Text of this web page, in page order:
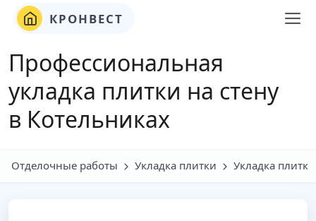
КРОНВЕСТ
Профессиональная
укладка плитки на стену
в Котельниках
Отделочные работы Укладка плитки Укладка